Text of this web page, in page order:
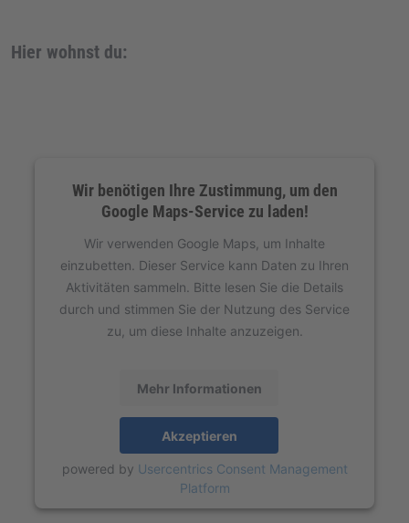
Hier wohnst du:
Wir benötigen Ihre Zustimmung, um den
Google Maps-Service zu laden!
Wir verwenden Google Maps, um Inhalte
einzubetten. Dieser Service kann Daten zu Ihren
Aktivitäten sammeln. Bitte lesen Sie die Details
durch und stimmen Sie der Nutzung des Service
zu, um diese Inhalte anzuzeigen.
Mehr Informationen
Akzeptieren
powered by Usercentrics Consent Management
Platform